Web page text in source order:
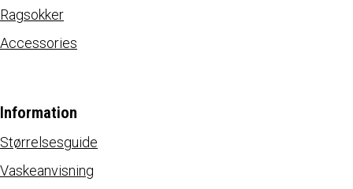
Ragsokker
Accessories
Information
Størrelsesguide
Vaskeanvisning